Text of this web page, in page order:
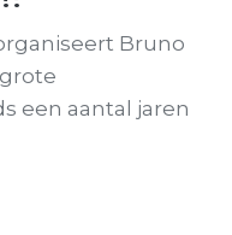
Bruno
een aantal jaren